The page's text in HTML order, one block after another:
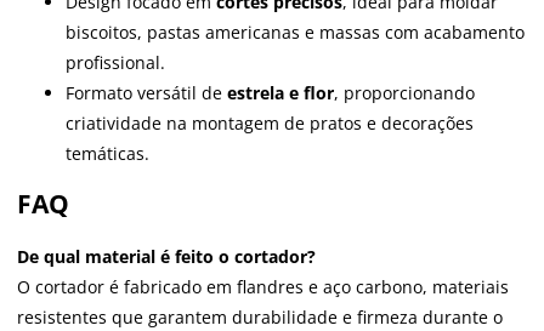
biscoitos, pastas americanas e massas com acabamento
profissional.
Formato versátil de estrela e flor, proporcionando
criatividade na montagem de pratos e decorações
temáticas.
FAQ
De qual material é feito o cortador?
O cortador é fabricado em flandres e aço carbono, materiais
resistentes que garantem durabilidade e firmeza durante o